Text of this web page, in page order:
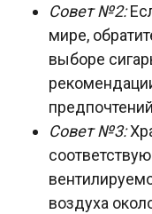
Совет №2:
мире,
выборе
Совет №3:
воздуха